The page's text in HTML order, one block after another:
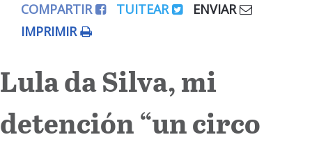
Editorial
Colaboradores
Internacional
COMPARTIR TUITEAR
ENVIAR
IMPRIMIR
Lula da Silva, mi
detención “un circo